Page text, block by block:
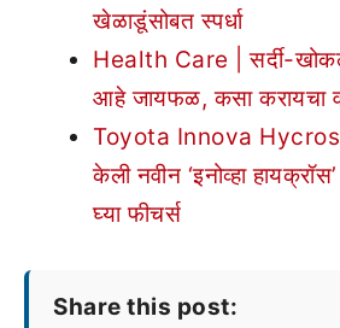
खेळाडूंसोबत स्पर्धा
Health Care | सर्दी-
आहे जायफळ, कसा करायचा
Toyota Innova Hycross
केली नवीन ‘इनोव्हा
घ्या फीचर्स
Share this post: